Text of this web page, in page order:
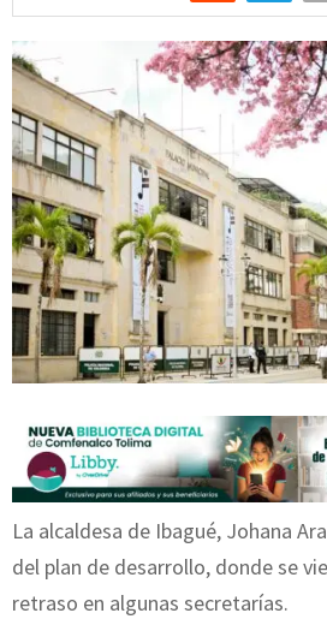
La alcaldesa de Ibagué, Johana
del plan de desarrollo, donde se
retraso en algunas secretarías.